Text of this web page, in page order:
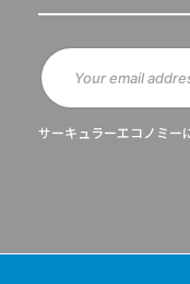
サーキュラーエコノミー